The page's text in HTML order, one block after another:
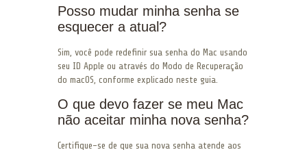
Posso mudar minha senha se
esquecer a atual?
Sim, você pode redefinir sua senha do Mac usando
seu ID Apple ou através do Modo de Recuperação
do macOS, conforme explicado neste guia.
O que devo fazer se meu Mac
não aceitar minha nova senha?
Certifique-se de que sua nova senha atende aos